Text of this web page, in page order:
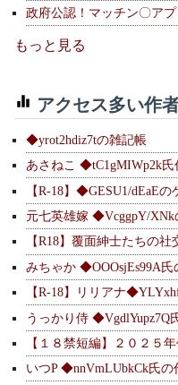
政府公認！マッチン〇アプ
もっと見る
アクセス多い作
◆yrot2hdiz7tの雑記帳
あさねこ ◆tC1gMIWp2k氏
【R-18】◆GESU1/dEaE
元七英雄嫁 ◆VcggpY/XNk
【R18】覆面紳士たちの社
みちゃか ◆OOOsjEs99A氏
【R-18】リリアナ
うっかり侍 ◆VgdlYupz7Q
【１８禁短編】２０２５
いつP ◆nnVmLUbkCk氏の